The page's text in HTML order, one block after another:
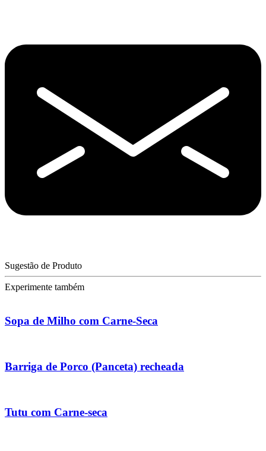
Sugestão de Produto
Experimente também
Sopa de Milho com Carne-Seca
Barriga de Porco (Panceta) recheada
Tutu com Carne-seca